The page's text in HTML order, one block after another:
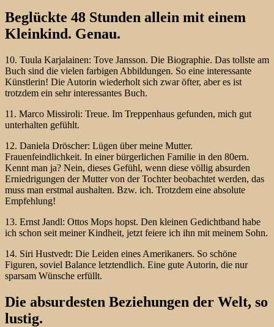
Beglückte 48 Stunden allein mit einem
Kleinkind. Genau.
10. Tuula Karjalainen: Tove Jansson. Die Biographie. Das tollste am
Buch sind die vielen farbigen Abbildungen. So eine interessante
Künstlerin! Die Autorin wiederholt sich zwar öfter, aber es ist
trotzdem ein sehr interessantes Buch.
11. Marco Missiroli: Treue. Im Treppenhaus gefunden, mich gut
unterhalten gefühlt.
12. Daniela Dröscher: Lügen über meine Mutter.
Frauenfeindlichkeit. In einer bürgerlichen Familie in den 80ern.
Kennt man ja? Nein, dieses Gefühl, wenn diese völlig absurden
Erniedrigungen der Mutter von der Tochter beobachtet werden, das
muss man erstmal aushalten. Bzw. ich. Trotzdem eine absolute
Empfehlung!
13. Ernst Jandl: Ottos Mops hopst. Den kleinen Gedichtband habe
ich schon seit meiner Kindheit, jetzt feiere ich ihn mit meinem Sohn.
14. Siri Hustvedt: Die Leiden eines Amerikaners. So schöne
Figuren, soviel Balance letztendlich. Eine gute Autorin, die nur
sparsam Wünsche erfüllt.
Die absurdesten Beziehungen der Welt, so
lustig.